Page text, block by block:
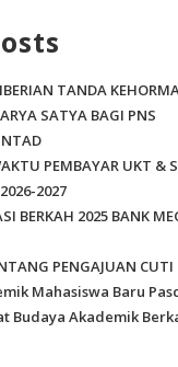
TANDA
SATYA BAGI PNS
PEMBAYAR UKT &
2027
BERKAH 2025 BANK
PENGAJUAN
Mahasiswa Baru
Budaya Akademik